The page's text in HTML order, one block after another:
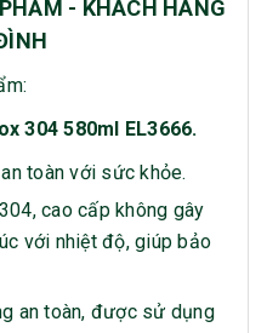
- KHÁCH HÀNG
304 580ml EL3666.
toàn với sức khỏe.
cao cấp không gây
với nhiệt độ, giúp bảo
an toàn, được sử dụng